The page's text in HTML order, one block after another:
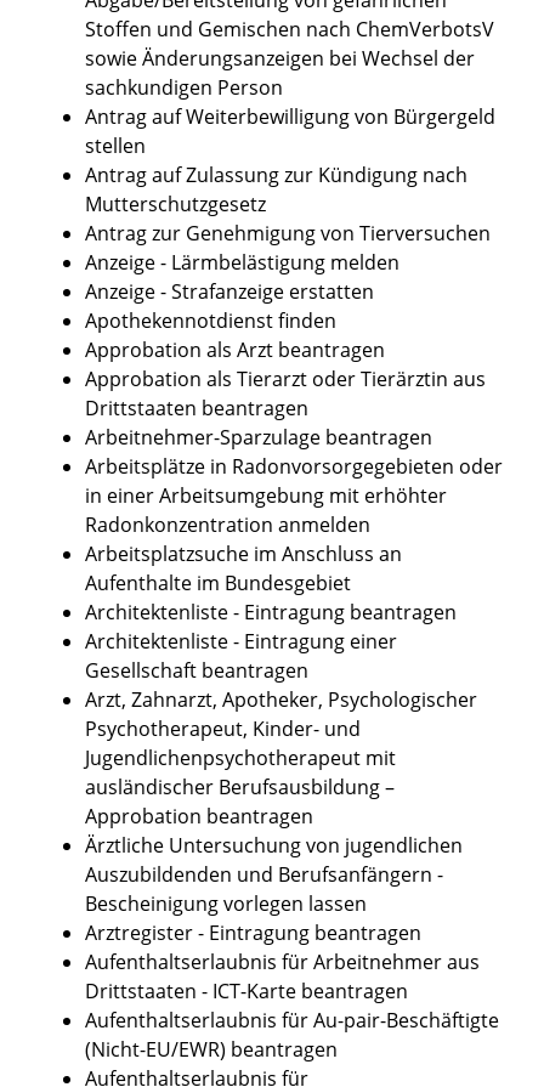
Stoffen und Gemischen nach ChemVerbotsV
sowie Änderungsanzeigen bei Wechsel der
sachkundigen Person
Antrag auf Weiterbewilligung von Bürgergeld
stellen
Antrag auf Zulassung zur Kündigung nach
Mutterschutzgesetz
Antrag zur Genehmigung von Tierversuchen
Anzeige - Lärmbelästigung melden
Anzeige - Strafanzeige erstatten
Apothekennotdienst finden
Approbation als Arzt beantragen
Approbation als Tierarzt oder Tierärztin aus
Drittstaaten beantragen
Arbeitnehmer-Sparzulage beantragen
Arbeitsplätze in Radonvorsorgegebieten oder
in einer Arbeitsumgebung mit erhöhter
Radonkonzentration anmelden
Arbeitsplatzsuche im Anschluss an
Aufenthalte im Bundesgebiet
Architektenliste - Eintragung beantragen
Architektenliste - Eintragung einer
Gesellschaft beantragen
Arzt, Zahnarzt, Apotheker, Psychologischer
Psychotherapeut, Kinder- und
Jugendlichenpsychotherapeut mit
ausländischer Berufsausbildung –
Approbation beantragen
Ärztliche Untersuchung von jugendlichen
Auszubildenden und Berufsanfängern -
Bescheinigung vorlegen lassen
Arztregister - Eintragung beantragen
Aufenthaltserlaubnis für Arbeitnehmer aus
Drittstaaten - ICT-Karte beantragen
Aufenthaltserlaubnis für Au-pair-Beschäftigte
(Nicht-EU/EWR) beantragen
Aufenthaltserlaubnis für